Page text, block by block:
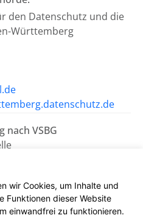
den Datenschutz und die
Württemberg
nach VSBG
aus unserem Vertrag
Uns erreichen Sie dazu
wir Cookies, um Inhalte und
Funktionen dieser Website
einwandfrei zu funktionieren.